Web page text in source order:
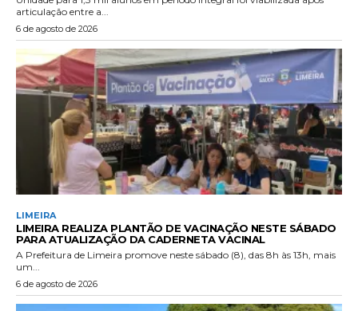
articulação entre a...
6 de agosto de 2026
LIMEIRA
LIMEIRA REALIZA PLANTÃO DE VACINAÇÃO NESTE SÁBADO
PARA ATUALIZAÇÃO DA CADERNETA VACINAL
A Prefeitura de Limeira promove neste sábado (8), das 8h às 13h, mais
um...
6 de agosto de 2026